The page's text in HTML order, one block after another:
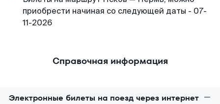
приобрести начиная со следующей даты - 07-
11-2026
Справочная информация
Электронные билеты на поезд через интернет